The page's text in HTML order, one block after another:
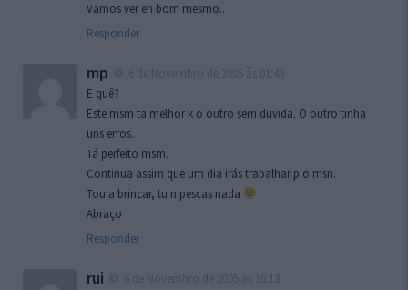
Vamos ver eh bom mesmo..
Responder
mp
E quê?
Este msm ta melhor k o outro sem duvida. O outro tinha
uns erros.
Tá perfeito msm.
Continua assim que um dia irás trabalhar p o msn.
Tou a brincar, tu n pescas nada
Abraço
Responder
rui